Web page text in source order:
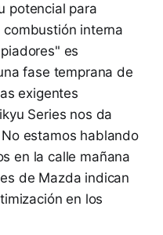
potencial para
interna
es
fase temprana de
exigentes
Series nos da
estamos hablando
en la calle mañana
de Mazda indican
en los